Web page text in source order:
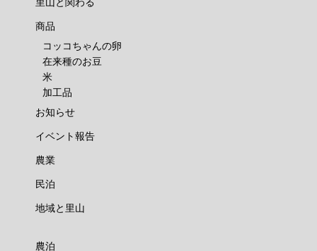
商品
コッコちゃんの卵
在来種のお豆
米
加工品
お知らせ
イベント報告
農業
民泊
地域と里山
農泊